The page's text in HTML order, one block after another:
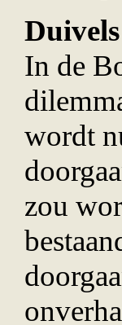
In de
wordt
zou